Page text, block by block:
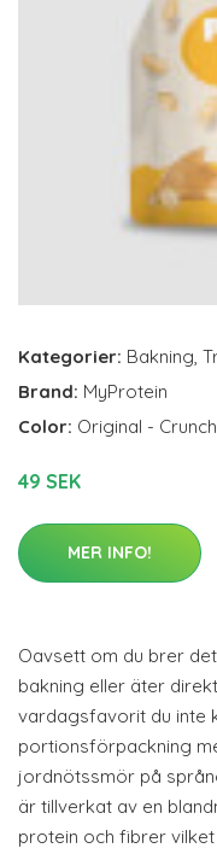
Kategorier: Bakning,
Brand: MyProtein
Color: Original -
49 SEK
MER INFO!
Oavsett om du brer
bakning eller äter
vardagsfavorit du inte
portionsförpackning
jordnötssmör på
är tillverkat av en
protein och fibrer